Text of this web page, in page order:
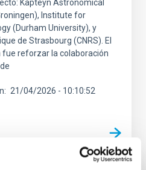
Kapteyn Astronomical
Institute for
(Durham University), y
de Strasbourg (CNRS). El
reforzar la colaboración
21/04/2026 - 10:10:52